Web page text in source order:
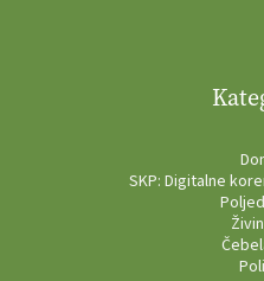
SKP: Digitalne